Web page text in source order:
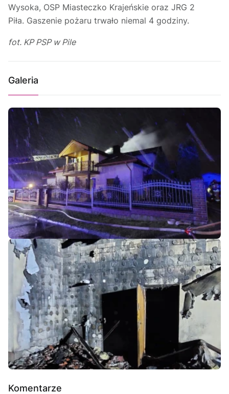
Wysoka, OSP Miasteczko Krajeńskie oraz JRG 2
Piła. Gaszenie pożaru trwało niemal 4 godziny.
fot. KP PSP w Pile
Galeria
Komentarze